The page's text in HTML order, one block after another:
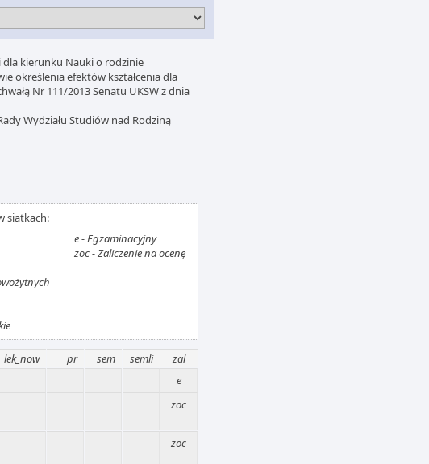
dla kierunku Nauki o rodzinie
określenia efektów kształcenia dla
Nr 111/2013 Senatu UKSW z dnia
Wydziału Studiów nad Rodziną
siatkach:
e - Egzaminacyjny
zoc - Zaliczenie na ocenę
lek_now pr sem semli
zal
e
zoc
zoc